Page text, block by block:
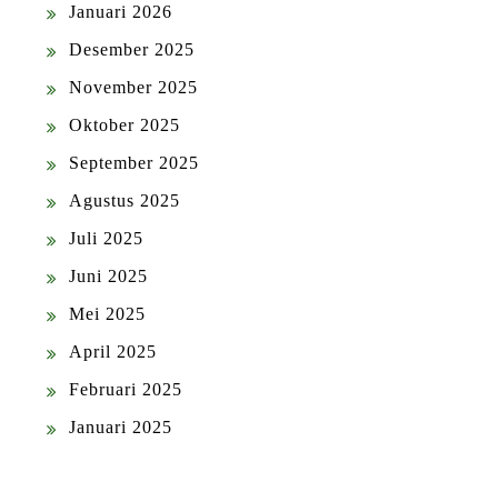
Januari 2026
Desember 2025
November 2025
Oktober 2025
September 2025
Agustus 2025
Juli 2025
Juni 2025
Mei 2025
April 2025
Februari 2025
Januari 2025